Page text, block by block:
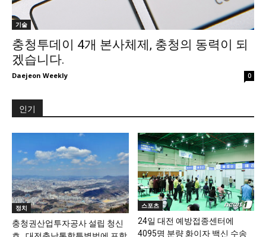
기술
충청투데이 4개 본사체제, 충청의 동력이 되
겠습니다.
Daejeon Weekly 0
인기
정치
충청권산업투자공사 설립 청신
스포츠
24일 대전 예방접종센터에
4095명 분량 화이자 백신 수송